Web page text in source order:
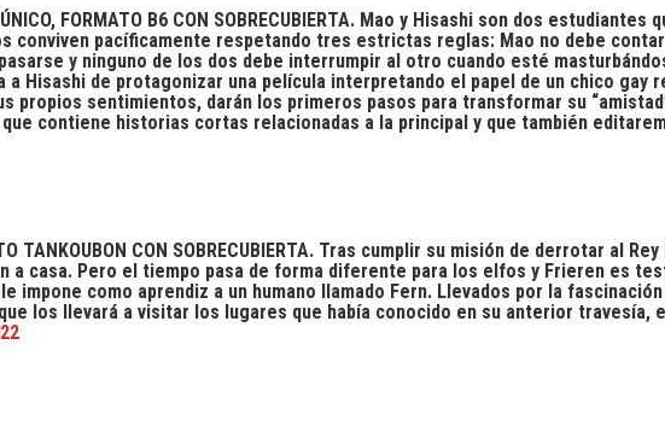
ÚNICO, FORMATO B6 CON SOBRECUBIERTA. Mao y Hisashi son dos
conviven pacíficamente respetando tres estrictas reglas: Mao no debe
y ninguno de los dos debe interrumpir al otro cuando esté
a Hisashi de protagonizar una película interpretando el papel de un chico
propios sentimientos, darán los primeros pasos para transformar su
que contiene historias cortas relacionadas a la principal y que también
TANKOUBON CON SOBRECUBIERTA. Tras cumplir su misión de derrotar al
a casa. Pero el tiempo pasa de forma diferente para los elfos y Frieren es
impone como aprendiz a un humano llamado Fern. Llevados por la
los llevará a visitar los lugares que había conocido en su anterior travesía,